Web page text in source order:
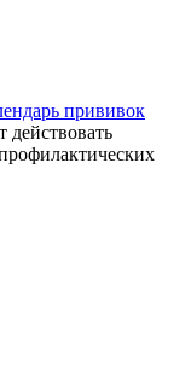
прививок
действовать